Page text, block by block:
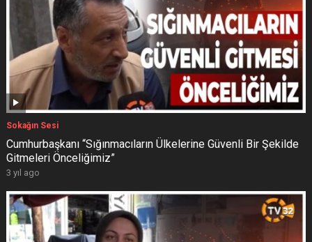
Sokağın Sesi
Cumhurbaşkanı “Sığınmacıların Ülkelerine Güvenli Bir Şekilde
Gitmeleri Önceliğimiz”
3 yıl ago